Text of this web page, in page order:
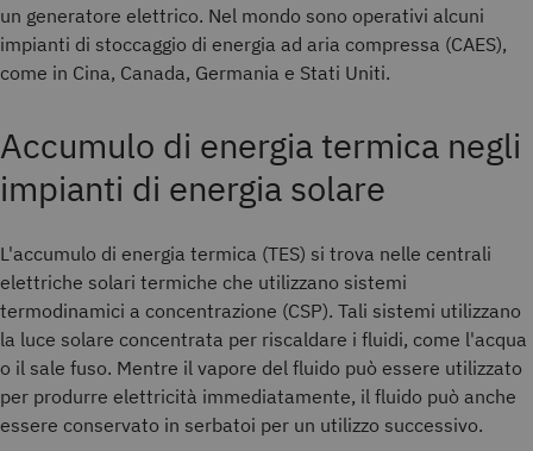
un generatore elettrico. Nel mondo sono operativi alcuni
impianti di stoccaggio di energia ad aria compressa (CAES),
come in Cina, Canada, Germania e Stati Uniti.
Accumulo di energia termica negli
impianti di energia solare
L'accumulo di energia termica (TES) si trova nelle centrali
elettriche solari termiche che utilizzano sistemi
termodinamici a concentrazione (CSP). Tali sistemi utilizzano
la luce solare concentrata per riscaldare i fluidi, come l'acqua
o il sale fuso. Mentre il vapore del fluido può essere utilizzato
per produrre elettricità immediatamente, il fluido può anche
essere conservato in serbatoi per un utilizzo successivo.